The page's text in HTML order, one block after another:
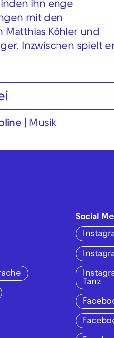
ihn enge
mit den
Matthias Köhler und
Inzwischen spielt
Musik
Social
Tanz